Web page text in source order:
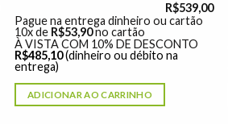
R$539,00
Pague na entrega dinheiro ou cartão
10x de R$53,90no cartão
À VISTA COM 10% DE DESCONTO
R$485,10(dinheiro ou débito na
entrega)
ADICIONAR AO CARRINHO